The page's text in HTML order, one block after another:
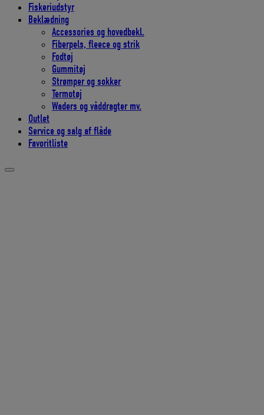
Fiskeriudstyr
Beklædning
Accessories og hovedbekl.
Fiberpels, fleece og strik
Fodtøj
Gummitøj
Strømper og sokker
Termotøj
Waders og våddragter mv.
Outlet
Service og salg af flåde
Favoritliste